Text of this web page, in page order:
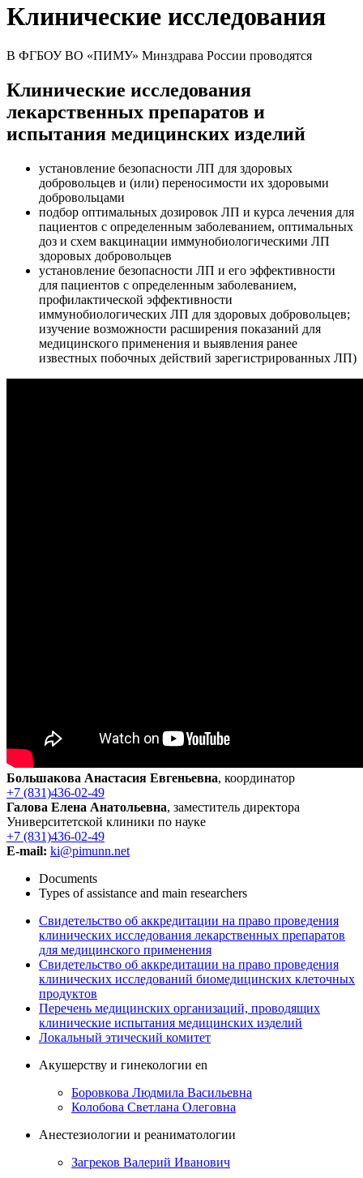
Клинические исследования
В ФГБОУ ВО «ПИМУ» Минздрава России проводятся
Клинические исследования
лекарственных препаратов и
испытания медицинских изделий
установление безопасности ЛП для здоровых
добровольцев и (или) переносимости их здоровыми
добровольцами
подбор оптимальных дозировок ЛП и курса лечения для
пациентов с определенным заболеванием, оптимальных
доз и схем вакцинации иммунобиологическими ЛП
здоровых добровольцев
установление безопасности ЛП и его эффективности
для пациентов с определенным заболеванием,
профилактической эффективности
иммунобиологических ЛП для здоровых добровольцев;
изучение возможности расширения показаний для
медицинского применения и выявления ранее
известных побочных действий зарегистрированных ЛП)
Большакова Анастасия Евгеньевна, координатор
+7 (831)436-02-49
Галова Елена Анатольевна, заместитель директора
Университетской клиники по науке
+7 (831)436-02-49
E-mail: ki@pimunn.net
Documents
Types of assistance and main researchers
Свидетельство об аккредитации на право проведения
клинических исследования лекарственных препаратов
для медицинского применения
Свидетельство об аккредитации на право проведения
клинических исследований биомедицинских клеточных
продуктов
Перечень медицинских организаций, проводящих
клинические испытания медицинских изделий
Локальный этический комитет
Акушерству и гинекологии en
Боровкова Людмила Васильевна
Колобова Светлана Олеговна
Анестезиологии и реаниматологии
Загреков Валерий Иванович